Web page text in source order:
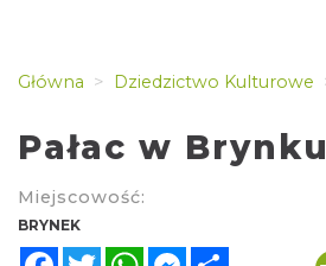
Główna Dziedzictwo Kulturowe
Pałac w Brynku
Miejscowość:
BRYNEK
FacebookTwitterWhatsAppMessenger